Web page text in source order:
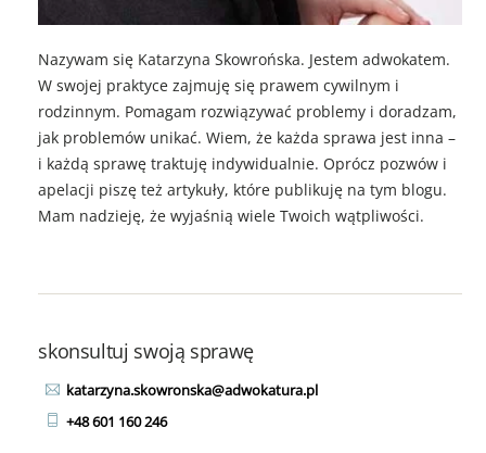
Nazywam się Katarzyna Skowrońska. Jestem adwokatem.
W swojej praktyce zajmuję się prawem cywilnym i
rodzinnym. Pomagam rozwiązywać problemy i doradzam,
jak problemów unikać. Wiem, że każda sprawa jest inna –
i każdą sprawę traktuję indywidualnie. Oprócz pozwów i
apelacji piszę też artykuły, które publikuję na tym blogu.
Mam nadzieję, że wyjaśnią wiele Twoich wątpliwości.
skonsultuj swoją sprawę
katarzyna.skowronska@adwokatura.pl
+48 601 160 246